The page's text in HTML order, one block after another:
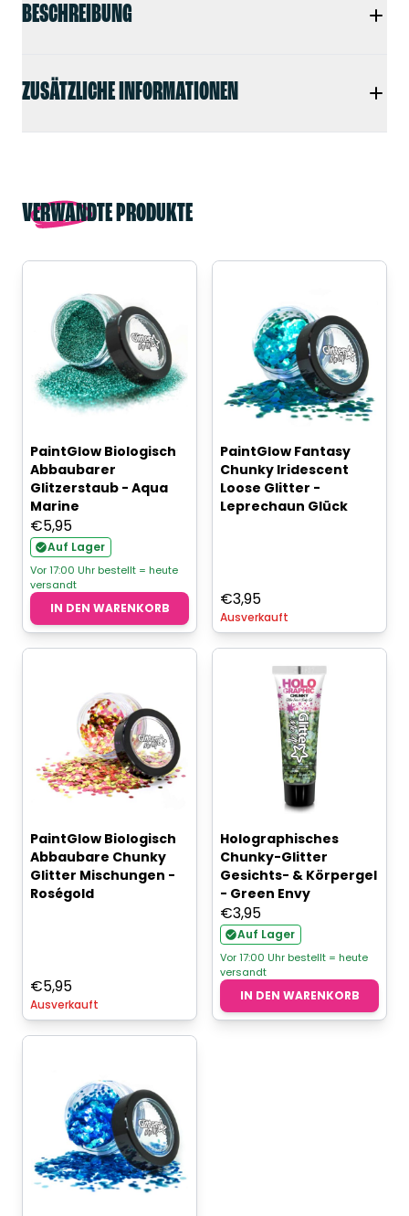
BESCHREIBUNG
ZUSÄTZLICHE INFORMATIONEN
VERWANDTE PRODUKTE
PaintGlow Biologisch
Abbaubarer
Glitzerstaub - Aqua
Marine
€5,95
Auf Lager
Vor 17:00 Uhr bestellt = heute
versandt
IN DEN WARENKORB
PaintGlow Fantasy
Chunky Iridescent
Loose Glitter -
Leprechaun Glück
€3,95
Ausverkauft
PaintGlow Biologisch
Abbaubare Chunky
Glitter Mischungen -
Roségold
€5,95
Ausverkauft
Holographisches
Chunky-Glitter
Gesichts- & Körpergel
- Green Envy
€3,95
Auf Lager
Vor 17:00 Uhr bestellt = heute
versandt
IN DEN WARENKORB